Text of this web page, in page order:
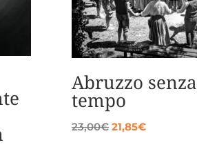
Abruzzo senza
tempo
23,00€ Il
21,85€Il